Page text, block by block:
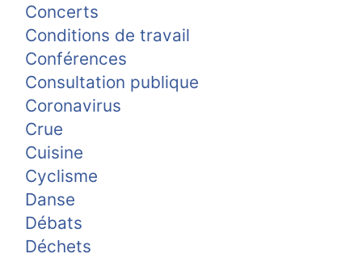
Concerts
Conditions de travail
Conférences
Consultation publique
Coronavirus
Crue
Cuisine
Cyclisme
Danse
Débats
Déchets